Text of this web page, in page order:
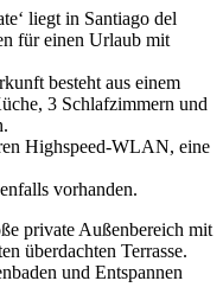
liegt in Santiago del
für einen Urlaub mit
besteht aus einem
3 Schlafzimmern und
Highspeed-WLAN, eine
vorhanden.
private Außenbereich mit
überdachten Terrasse.
und Entspannen